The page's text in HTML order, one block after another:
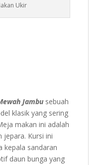
Ukir
Jambusebuah
klasik yang sering
makan ini adalah
jepara. Kursi ini
kepala sandaran
daun bunga yang